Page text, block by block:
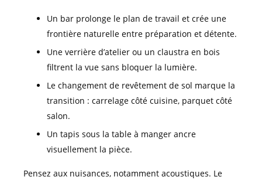
Un bar prolonge le plan de travail et crée une
frontière naturelle entre préparation et détente.
Une verrière d’atelier ou un claustra en bois
filtrent la vue sans bloquer la lumière.
Le changement de revêtement de sol marque la
transition : carrelage côté cuisine, parquet côté
salon.
Un tapis sous la table à manger ancre
visuellement la pièce.
Pensez aux nuisances, notamment acoustiques. Le